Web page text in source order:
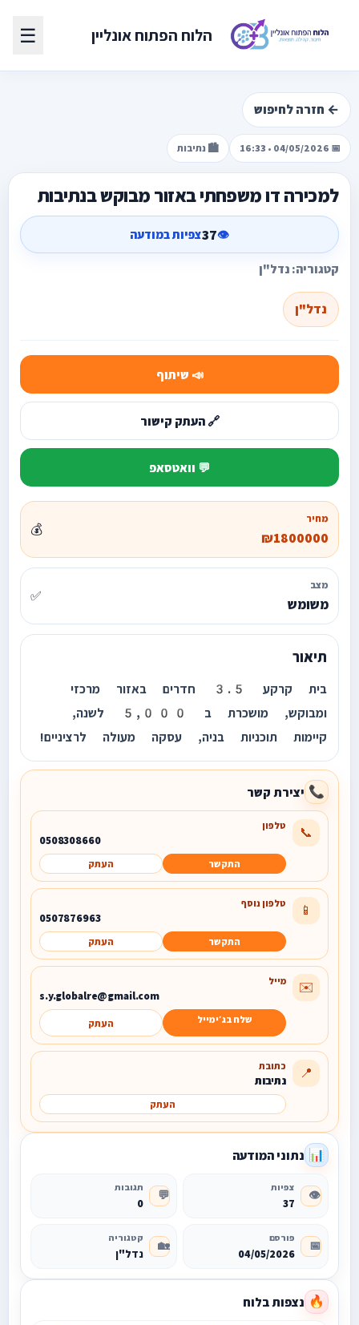
הלוח הפתוח אונליין ☰
← חזרה לחיפוש
📅 04/05/2026 • 16:33 🏙️ נתיבות
למכירה דו משפחתי באזור מבוקש בנתיבות
👁️
37צפיות במודעה
קטגוריה: נדל"ן
נדל"ן
📣 שיתוף
🔗 העתק קישור
💬 וואטסאפ
מחיר
₪1800000
💰
מצב
משומש ✅
תיאור
בית קרקע 3.5 חדרים באזור מרכזי
ומבוקש, מושכרת ב 5,000 לשנה,
קיימות תוכניות בניה, עסקה מעולה לרציניים!
📞 יצירת קשר
📞 טלפון
0508308660
התקשר העתק
📱 טלפון נוסף
0507876963
התקשר העתק
✉️ מייל
s.y.globalre@gmail.com
שלח בג׳ימייל העתק
📍 כתובת
נתיבות
העתק
📊 נתוני המודעה
👁️ צפיות
37
💬 תגובות
0
📅 פורסם
04/05/2026
🏡 קטגוריה
נדל"ן
🔥 נצפות בלוח